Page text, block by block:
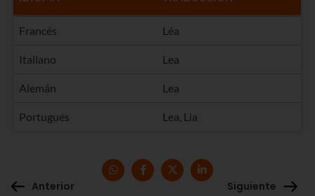
Francés Léa
Italiano Lea
Alemán Lea
Portugués Lea, Lia
Anterior Siguiente